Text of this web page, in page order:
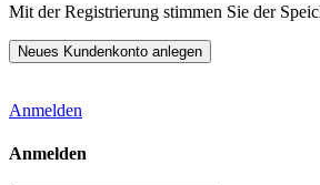
Mit der Registrierung stimmen Sie der
Anmelden
Anmelden